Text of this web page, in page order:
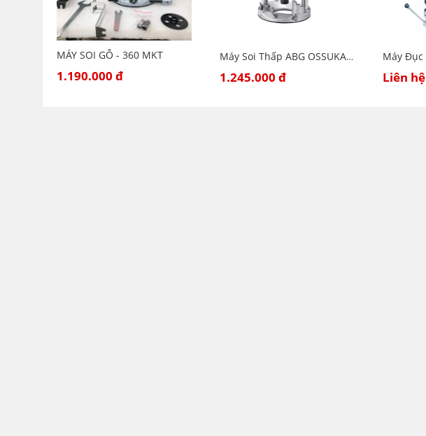
MÁY SOI GỖ - 360 MKT
1.190.000 đ
Máy Soi Thấp ABG OSSUKA OS363 Công Suất Lớn 1650W
1.245.000 đ Liên hệ